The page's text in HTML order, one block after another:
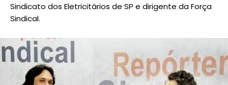
Sindicato dos Eletricitários de SP e dirigente da Força
Sindical.